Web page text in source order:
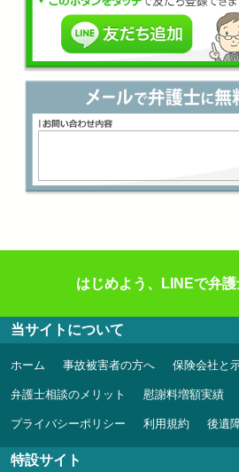
はじめよう、LINEで弁
当サイトについて
ホーム 事故被害者の方へ 保険会社と
弁護士相談のメリット 慰謝料増額実績
プライバシーポリシー 利用規約 後遺
特設サイト